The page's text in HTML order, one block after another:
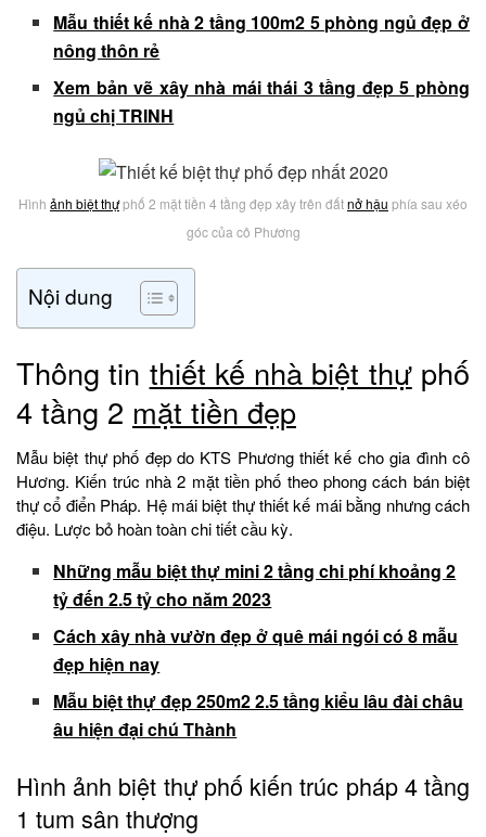
Mẫu thiết kế nhà 2 tầng 100m2 5 phòng ngủ đẹp ở
nông thôn rẻ
Xem bản vẽ xây nhà mái thái 3 tầng đẹp 5 phòng
ngủ chị TRINH
Hình ảnh biệt thựphố 2 mặt tiền 4 tầng đẹp xây trên đấtnở hậu phía sau xéo
góc của cô Phương
Nội dung
Thông tin thiết kế nhà biệt thựphố
4 tầng 2 mặt tiền đẹp
Mẫu biệt thự phố đẹp do KTS Phương thiết kế cho gia đình cô
Hương. Kiến trúc nhà 2 mặt tiền phố theo phong cách bán biệt
thự cổ điển Pháp. Hệ mái biệt thự thiết kế mái bằng nhưng cách
điệu. Lược bỏ hoàn toàn chi tiết cầu kỳ.
Những mẫu biệt thự mini 2 tầng chi phí khoảng 2
tỷ đến 2.5 tỷ cho năm 2023
Cách xây nhà vườn đẹp ở quê mái ngói có 8 mẫu
đẹp hiện nay
Mẫu biệt thự đẹp 250m2 2.5 tầng kiểu lâu đài châu
âu hiện đại chú Thành
Hình ảnh biệt thự phố kiến trúc pháp 4 tầng
1 tum sân thượng